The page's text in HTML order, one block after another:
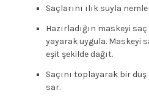
Saçlarını ılık suyla
Hazırladığın maskeyi
yayarak uygula. Maskeyi
eşit şekilde dağıt.
Saçını toplayarak bir
sar.